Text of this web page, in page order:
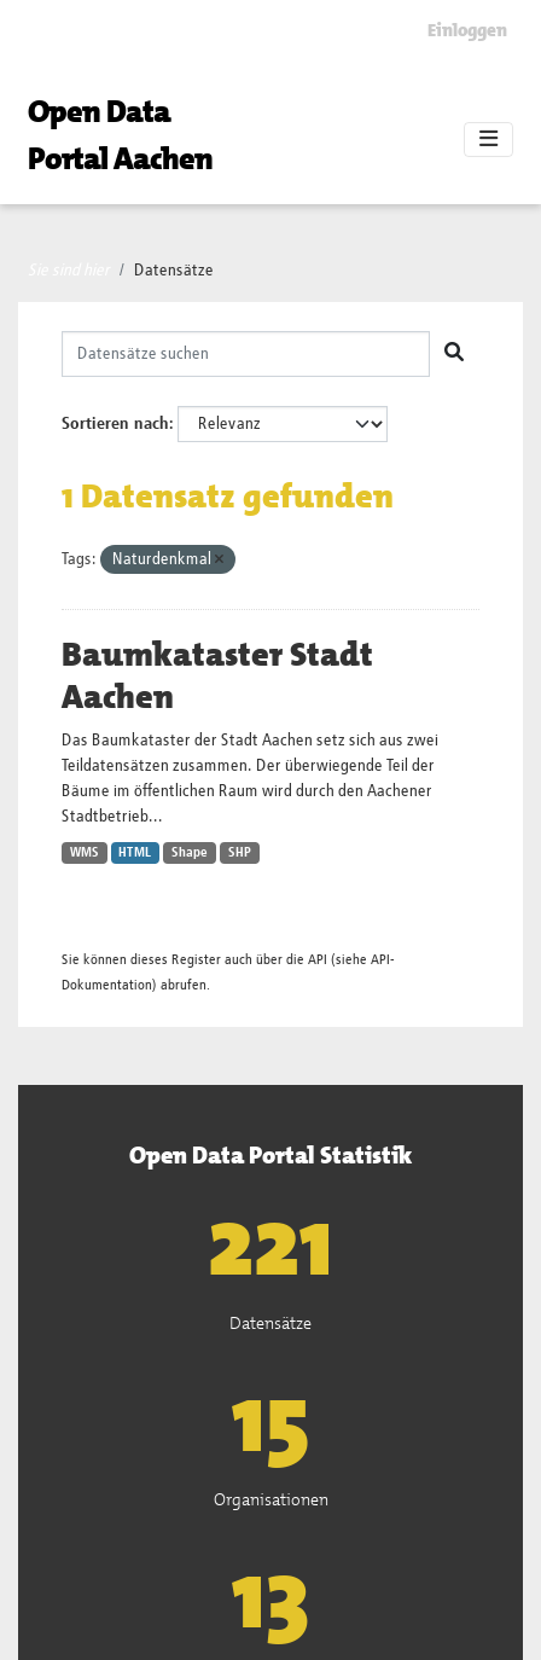
Einloggen
Open Data
Portal Aachen
Datensätze
Sortieren nach
1 Datensatz gefunden
Tags: Naturdenkmal
Baumkataster Stadt
Aachen
Das Baumkataster der Stadt Aachen setz sich aus zwei
Teildatensätzen zusammen. Der überwiegende Teil der
Bäume im öffentlichen Raum wird durch den Aachener
Stadtbetrieb...
WMS HTML Shape SHP
Sie können dieses Register auch über die API (siehe API-
Dokumentation) abrufen.
Open Data Portal Statistik
222
Datensätze
15
Organisationen
13